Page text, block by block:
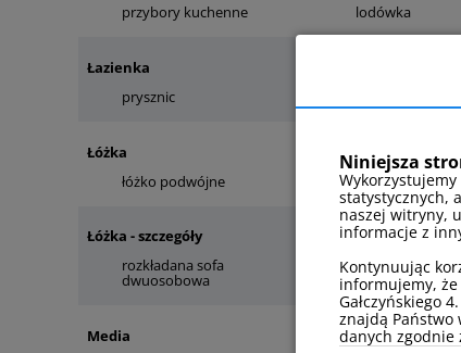
przybory kuchenne
lodówka
Łazienka
prysznic
Łóżka
łóżko podwójne
Łóżka - szczegóły
rozkładana sofa
dwuosobowa łóżko
Media
Niniejsza
statystycznych,
naszej witryny,
informacje z
Kontynuując
informujemy, że
Gałczyńskiego
znajdą Państwo
danych zgodnie